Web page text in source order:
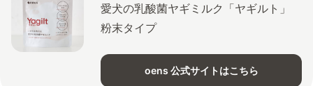
愛犬の乳酸菌ヤギミルク「ヤギルト」
粉末タイプ
oens 公式サイトはこちら